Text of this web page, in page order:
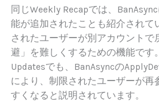
同じWeekly Recapでは、
能が追加されたことも紹介されて
されたユーザーが別アカウントで
避」を難しくするための機能です
Updatesでも、BanAsyncの
により、制限されたユーザーが再
すくなると説明されています。